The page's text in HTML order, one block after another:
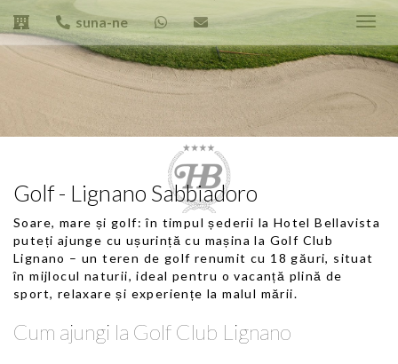
suna-ne
Golf - Lignano Sabbiadoro
Soare, mare și golf: în timpul șederii la Hotel Bellavista
puteți ajunge cu ușurință cu mașina la Golf Club
Lignano – un teren de golf renumit cu 18 găuri, situat
în mijlocul naturii, ideal pentru o vacanță plină de
sport, relaxare și experiențe la malul mării.
Cum ajungi la Golf Club Lignano